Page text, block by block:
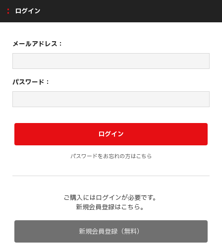
ログイン
メールアドレス：
パスワード：
パスワードをお忘れの方はこちら
ご購入にはログインが必要です。
新規会員登録はこちら。